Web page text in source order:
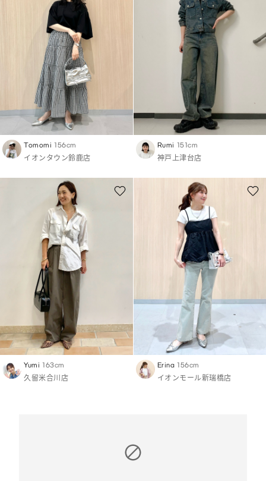
Tomomi 156cm
イオンタウン鈴鹿店
Rumi 151cm
神戸上津台店
Yumi 163cm
久留米合川店
Erina 156cm
イオンモール新瑞橋店